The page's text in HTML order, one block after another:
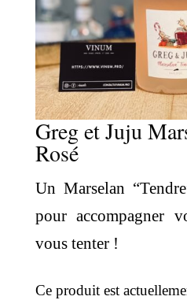
Greg et Juju
Rosé
Un Marselan
pour accompagner
vous tenter !
Ce produit est